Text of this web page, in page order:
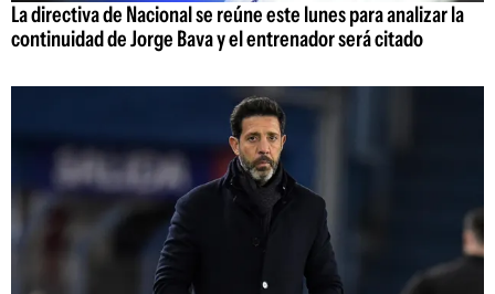
La directiva de Nacional se reúne este lunes para analizar la
continuidad de Jorge Bava y el entrenador será citado